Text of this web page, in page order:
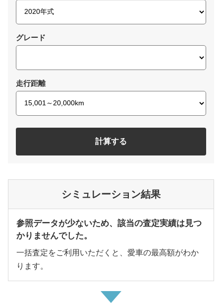
グレード
走行距離
計算する
シミュレーション結果
参照データが少ないため、該当の査定実績は見つ
かりませんでした。
一括査定をご利用いただくと、愛車の最高額がわか
ります。